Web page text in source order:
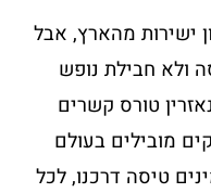
ישירות מהארץ, אבל
ולא חבילת נופש
טורס קשרים
מובילים בעולם
טיסה דרכנו, לכל